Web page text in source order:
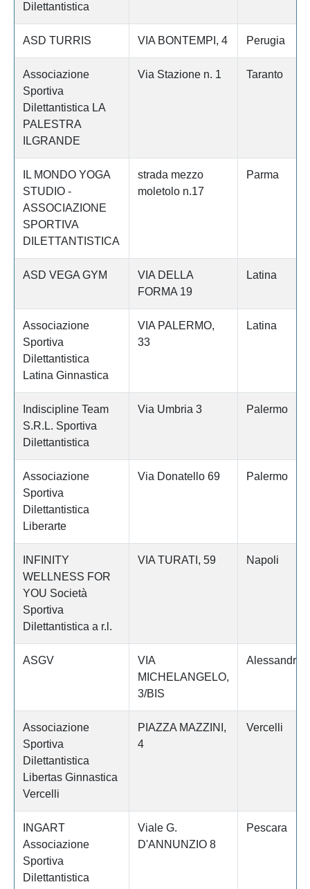
Dilettantistica
ASD TURRIS VIA BONTEMPI, 4 Perugia
Associazione
Sportiva
Dilettantistica LA
PALESTRA
ILGRANDE
Via Stazione n. 1 Taranto
IL MONDO YOGA
STUDIO -
ASSOCIAZIONE
SPORTIVA
DILETTANTISTICA
strada mezzo
moletolo n.17
Parma
ASD VEGA GYM
VIA DELLA
FORMA 19
Latina
Associazione
Sportiva
Dilettantistica
Latina Ginnastica
VIA PALERMO,
33
Latina
Indiscipline Team
S.R.L. Sportiva
Dilettantistica
Via Umbria 3 Palermo
Associazione
Sportiva
Dilettantistica
Liberarte
Via Donatello 69 Palermo
INFINITY
WELLNESS FOR
YOU Società
Sportiva
Dilettantistica a r.l.
VIA TURATI, 59 Napoli
ASGV
VIA
MICHELANGELO,
3/BIS
Alessandria
Associazione
Sportiva
Dilettantistica
Libertas Ginnastica
Vercelli
PIAZZA MAZZINI,
4
Vercelli
INGART
Associazione
Sportiva
Dilettantistica
Viale G.
D'ANNUNZIO 8
Pescara